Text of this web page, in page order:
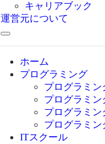
キャリアブック
運営元について
ホーム
プログラミング
プログラミン
プログラミン
プログラミン
プログラミン
ITスクール